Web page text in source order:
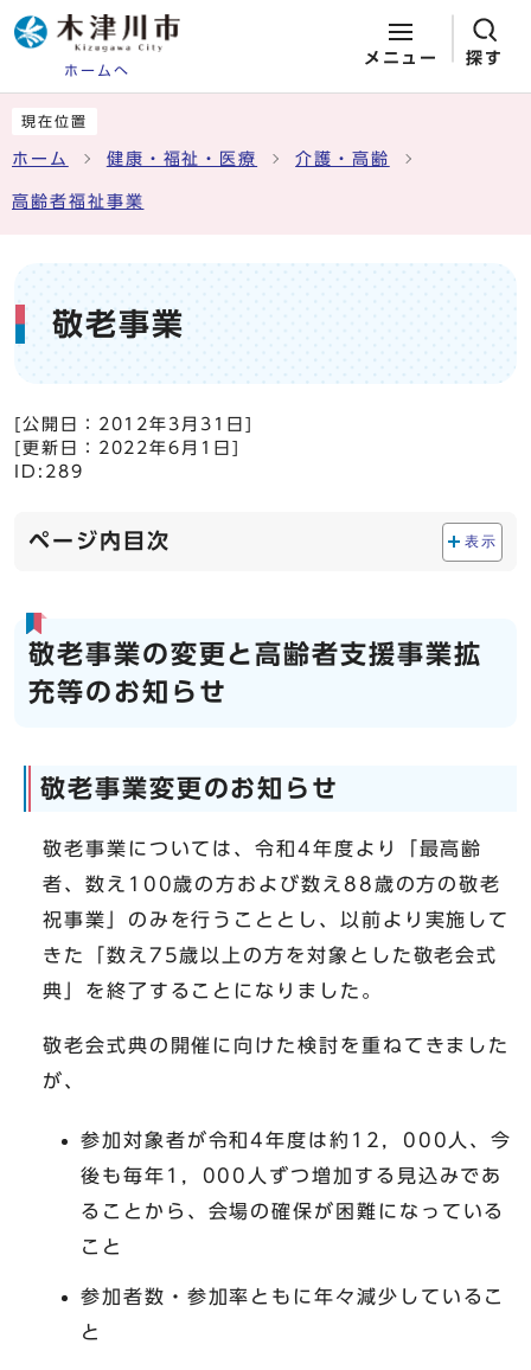
ホームへ
メニュー 探す
現在位置
ホーム 健康・福祉・医療 介護・高齢
高齢者福祉事業
敬老事業
[公開日： 2012年3月31日
[更新日： 2022年6月1日
ID:289
ページ内目次 表示
敬老事業の変更と高齢者支援事業拡
充等のお知らせ
敬老事業変更のお知らせ
敬老事業については、令和4年度より「最高齢
者、数え100歳の方および数え88歳の方の敬老
祝事業」のみを行うこととし、以前より実施して
きた「数え75歳以上の方を対象とした敬老会式
典」を終了することになりました。
敬老会式典の開催に向けた検討を重ねてきました
が、
参加対象者が令和4年度は約12，000人、今
後も毎年1，000人ずつ増加する見込みであ
ることから、会場の確保が困難になっている
こと
参加者数・参加率ともに年々減少しているこ
と